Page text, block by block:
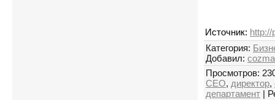
Источник: http://
Категория:
Добавил: cozma
Просмотров:
СЕО, директор,
департамент |